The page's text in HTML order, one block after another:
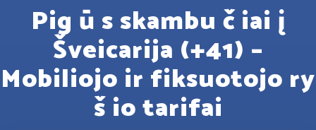
Pig ū s skambu č iai į
Šveicarija (+41) –
Mobiliojo ir fiksuotojo ry
š io tarifai